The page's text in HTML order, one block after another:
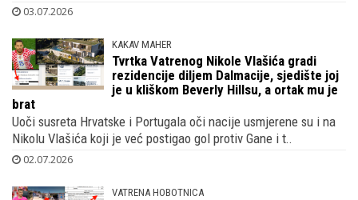
03.07.2026
KAKAV MAHER
Tvrtka Vatrenog Nikole Vlašića gradi
rezidencije diljem Dalmacije, sjedište joj
je u kliškom Beverly Hillsu, a ortak mu je
brat
Uoči susreta Hrvatske i Portugala oči nacije usmjerene su i na
Nikolu Vlašića koji je već postigao gol protiv Gane i t..
02.07.2026
VATRENA HOBOTNICA